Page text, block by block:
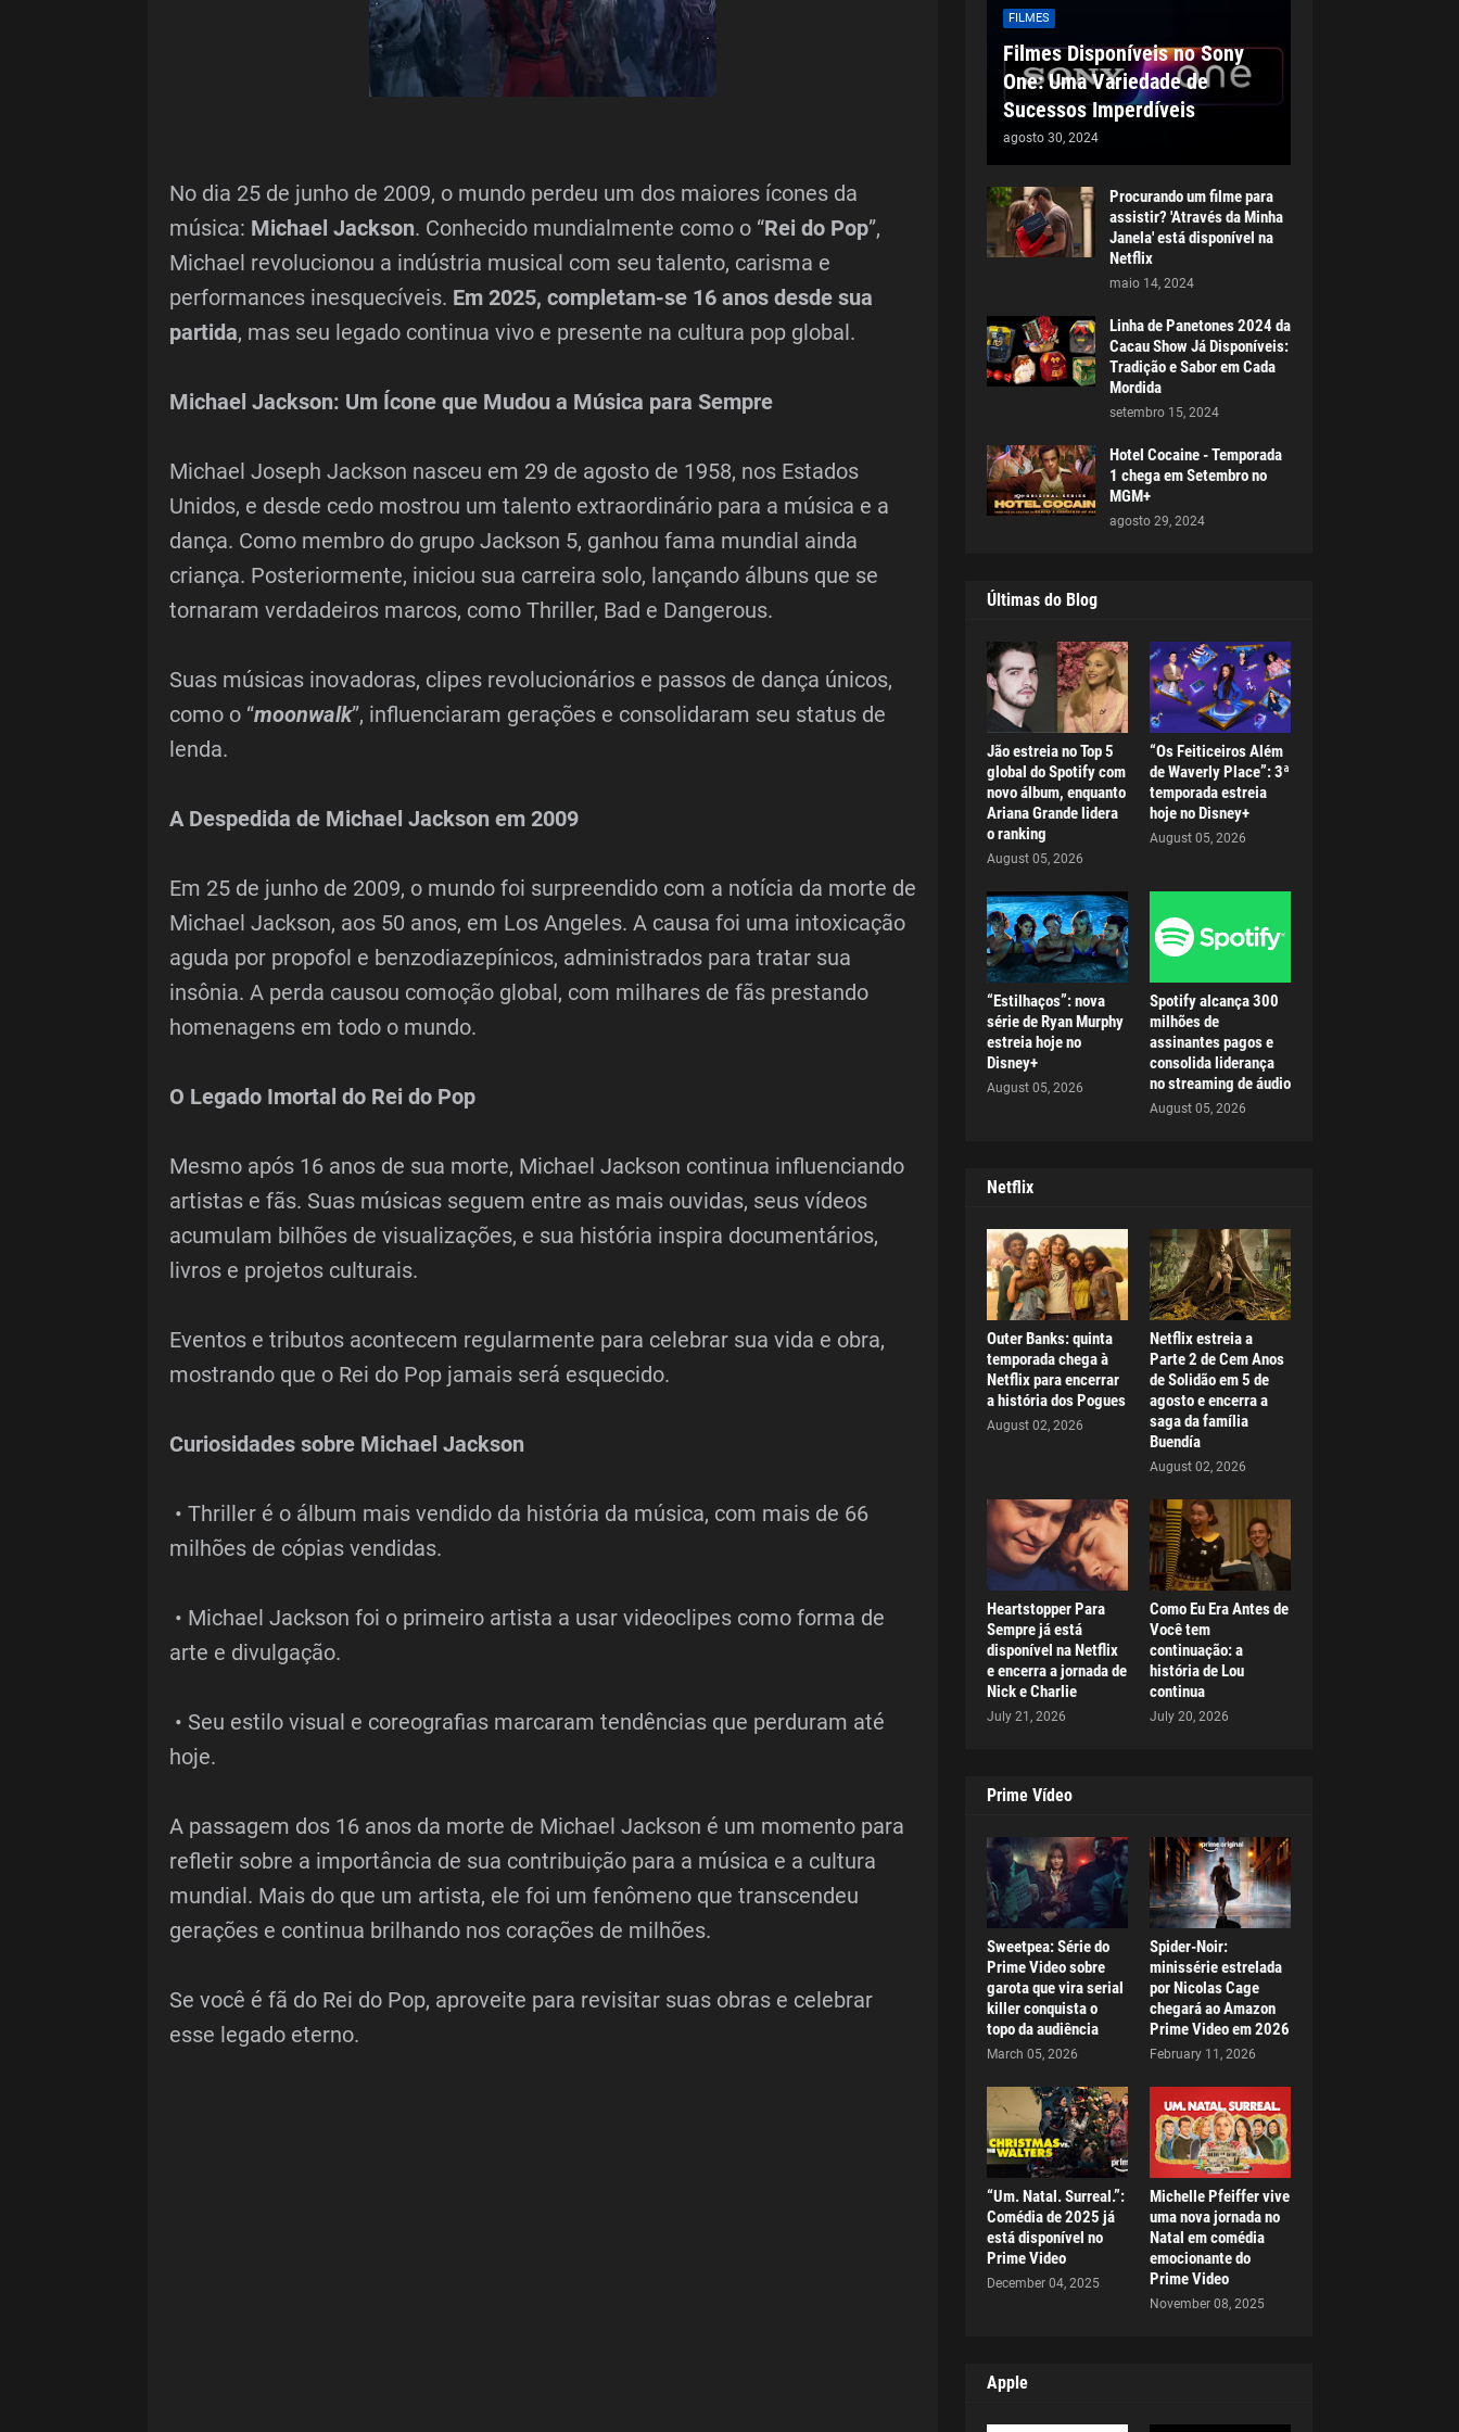
No dia 25 de junho de 2009, o mundo perdeu um dos maiores ícones da
música: Michael Jackson. Conhecido mundialmente como o “Rei do Pop”,
Michael revolucionou a indústria musical com seu talento, carisma e
performances inesquecíveis. Em 2025, completam-se 16 anos desde sua
partida, mas seu legado continua vivo e presente na cultura pop global.
Michael Jackson: Um Ícone que Mudou a Música para Sempre
Michael Joseph Jackson nasceu em 29 de agosto de 1958, nos Estados
Unidos, e desde cedo mostrou um talento extraordinário para a música e a
dança. Como membro do grupo Jackson 5, ganhou fama mundial ainda
criança. Posteriormente, iniciou sua carreira solo, lançando álbuns que se
tornaram verdadeiros marcos, como Thriller, Bad e Dangerous.
Suas músicas inovadoras, clipes revolucionários e passos de dança únicos,
como o “moonwalk”, influenciaram gerações e consolidaram seu status de
lenda.
A Despedida de Michael Jackson em 2009
Em 25 de junho de 2009, o mundo foi surpreendido com a notícia da morte de
Michael Jackson, aos 50 anos, em Los Angeles. A causa foi uma intoxicação
aguda por propofol e benzodiazepínicos, administrados para tratar sua
insônia. A perda causou comoção global, com milhares de fãs prestando
homenagens em todo o mundo.
O Legado Imortal do Rei do Pop
Mesmo após 16 anos de sua morte, Michael Jackson continua influenciando
artistas e fãs. Suas músicas seguem entre as mais ouvidas, seus vídeos
acumulam bilhões de visualizações, e sua história inspira documentários,
livros e projetos culturais.
Eventos e tributos acontecem regularmente para celebrar sua vida e obra,
mostrando que o Rei do Pop jamais será esquecido.
Curiosidades sobre Michael Jackson
• Thriller é o álbum mais vendido da história da música, com mais de 66
milhões de cópias vendidas.
• Michael Jackson foi o primeiro artista a usar videoclipes como forma de
arte e divulgação.
• Seu estilo visual e coreografias marcaram tendências que perduram até
hoje.
A passagem dos 16 anos da morte de Michael Jackson é um momento para
refletir sobre a importância de sua contribuição para a música e a cultura
mundial. Mais do que um artista, ele foi um fenômeno que transcendeu
gerações e continua brilhando nos corações de milhões.
Se você é fã do Rei do Pop, aproveite para revisitar suas obras e celebrar
esse legado eterno.
FILMES
Filmes Disponíveis no Sony
One: Uma Variedade de
Sucessos Imperdíveis
agosto 30, 2024
Procurando um filme para
assistir? 'Através da Minha
Janela' está disponível na
Netflix
maio 14, 2024
Linha de Panetones 2024 da
Cacau Show Já Disponíveis:
Tradição e Sabor em Cada
Mordida
setembro 15, 2024
Hotel Cocaine - Temporada
1 chega em Setembro no
MGM+
agosto 29, 2024
Últimas do Blog
Jão estreia no Top 5
global do Spotify com
novo álbum, enquanto
Ariana Grande lidera
o ranking
August 05, 2026
“Os Feiticeiros Além
de Waverly Place”: 3ª
temporada estreia
hoje no Disney+
August 05, 2026
“Estilhaços”: nova
série de Ryan Murphy
estreia hoje no
Disney+
August 05, 2026
Spotify alcança 300
milhões de
assinantes pagos e
consolida liderança
no streaming de áudio
August 05, 2026
Netflix
Outer Banks: quinta
temporada chega à
Netflix para encerrar
a história dos Pogues
August 02, 2026
Netflix estreia a
Parte 2 de Cem Anos
de Solidão em 5 de
agosto e encerra a
saga da família
Buendía
August 02, 2026
Heartstopper Para
Sempre já está
disponível na Netflix
e encerra a jornada de
Nick e Charlie
July 21, 2026
Como Eu Era Antes de
Você tem
continuação: a
história de Lou
continua
July 20, 2026
Prime Vídeo
Sweetpea: Série do
Prime Video sobre
garota que vira serial
killer conquista o
topo da audiência
March 05, 2026
Spider-Noir:
minissérie estrelada
por Nicolas Cage
chegará ao Amazon
Prime Video em 2026
February 11, 2026
“Um. Natal. Surreal.”:
Comédia de 2025 já
está disponível no
Prime Video
December 04, 2025
Michelle Pfeiffer vive
uma nova jornada no
Natal em comédia
emocionante do
Prime Video
November 08, 2025
Apple